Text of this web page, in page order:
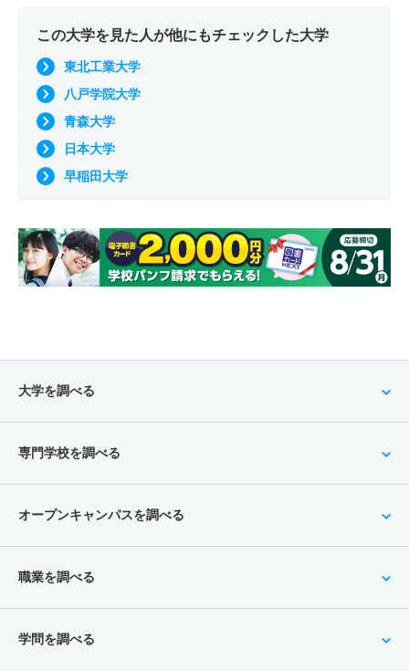
この大学を見た人が他にもチェックした大学
東北工業大学
八戸学院大学
青森大学
日本大学
早稲田大学
大学を調べる
専門学校を調べる
オープンキャンパスを調べる
職業を調べる
学問を調べる